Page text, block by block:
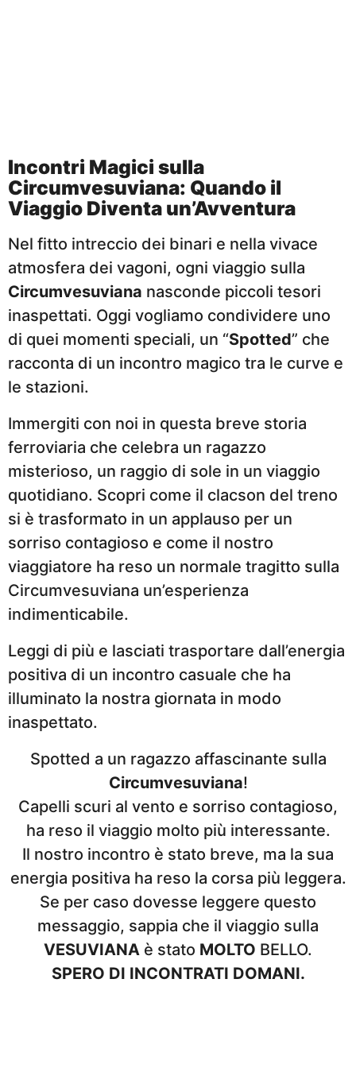
Incontri Magici sulla
Circumvesuviana: Quando il
Viaggio Diventa un’Avventura
Nel fitto intreccio dei binari e nella vivace
atmosfera dei vagoni, ogni viaggio sulla
Circumvesuviana nasconde piccoli tesori
inaspettati. Oggi vogliamo condividere uno
di quei momenti speciali, un “Spotted” che
racconta di un incontro magico tra le curve e
le stazioni.
Immergiti con noi in questa breve storia
ferroviaria che celebra un ragazzo
misterioso, un raggio di sole in un viaggio
quotidiano. Scopri come il clacson del treno
si è trasformato in un applauso per un
sorriso contagioso e come il nostro
viaggiatore ha reso un normale tragitto sulla
Circumvesuviana un’esperienza
indimenticabile.
Leggi di più e lasciati trasportare dall’energia
positiva di un incontro casuale che ha
illuminato la nostra giornata in modo
inaspettato.
Spotted a un ragazzo affascinante sulla
Circumvesuviana!
Capelli scuri al vento e sorriso contagioso,
ha reso il viaggio molto più interessante.
Il nostro incontro è stato breve, ma la sua
energia positiva ha reso la corsa più leggera.
Se per caso dovesse leggere questo
messaggio, sappia che il viaggio sulla
VESUVIANA è stato MOLTO BELLO.
SPERO DI INCONTRATI DOMANI.